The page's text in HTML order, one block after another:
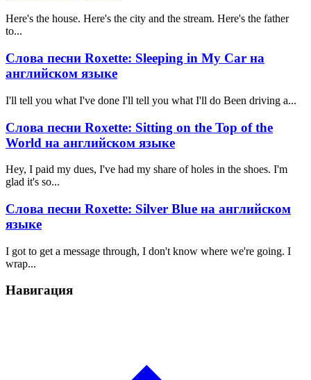
Here's the house. Here's the city and the stream. Here's the father
to...
Слова песни Roxette: Sleeping in My Car на
английском языке
I'll tell you what I've done I'll tell you what I'll do Been driving a...
Слова песни Roxette: Sitting on the Top of the
World на английском языке
Hey, I paid my dues, I've had my share of holes in the shoes. I'm
glad it's so...
Слова песни Roxette: Silver Blue на английском
языке
I got to get a message through, I don't know where we're going. I
wrap...
Навигация